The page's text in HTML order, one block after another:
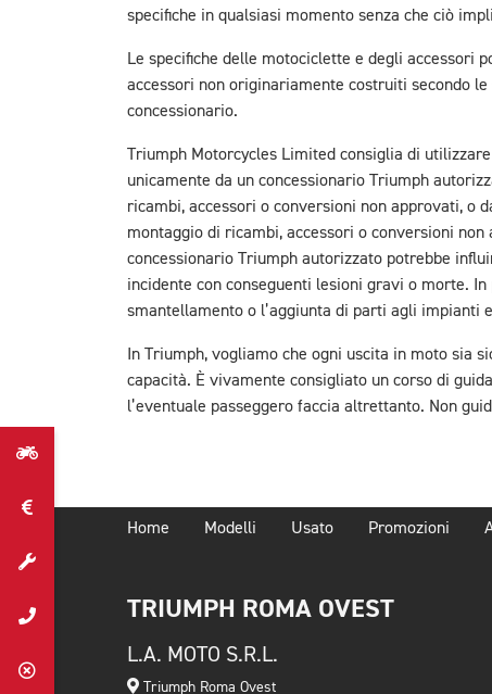
specifiche in qualsiasi momento senza che ciò
Le specifiche delle motociclette e degli accessori
accessori non originariamente costruiti secondo
concessionario.
Triumph Motorcycles Limited consiglia di
unicamente da un concessionario Triumph
ricambi, accessori o conversioni non approvati, o
montaggio di ricambi, accessori o conversioni
concessionario Triumph autorizzato potrebbe
incidente con conseguenti lesioni gravi o morte.
smantellamento o l’aggiunta di parti agli impianti
In Triumph, vogliamo che ogni uscita in moto sia
capacità. È vivamente consigliato un corso di
l’eventuale passeggero faccia altrettanto. Non
Home Modelli Usato Promozioni
TRIUMPH ROMA OVEST
L.A. MOTO S.R.L.
Triumph Roma Ovest